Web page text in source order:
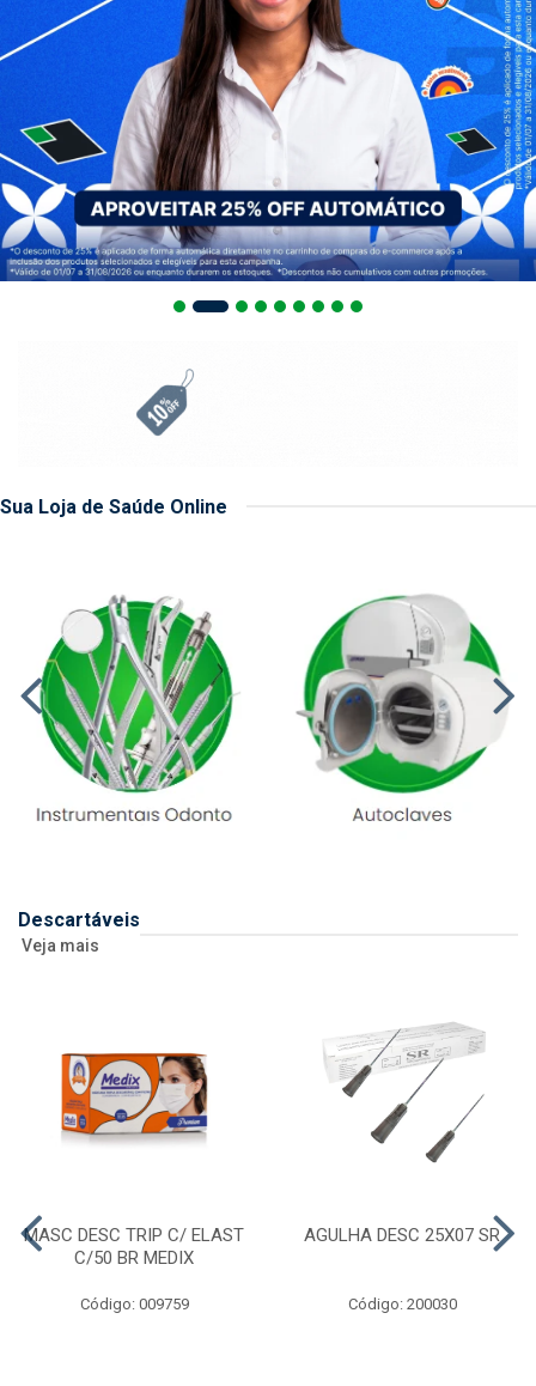
Sua Loja de Saúde Online
Descartáveis
Veja mais
MASC DESC TRIP C/ ELAST
C/50 BR MEDIX
Código: 009759
AGULHA DESC 25X07 SR
Código: 200030